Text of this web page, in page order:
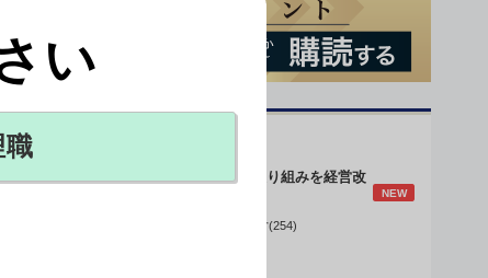
身体的拘束最小化の取り組みを経営改
NEW
データで読み解く病院経営(254)
い
職